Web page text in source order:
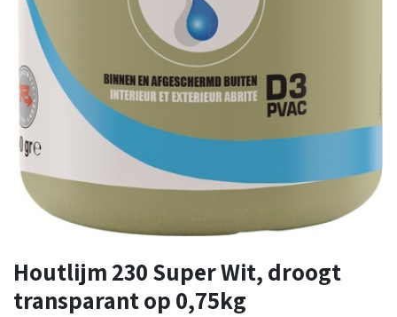
Houtlijm 230 Super Wit, droogt
transparant op 0,75kg